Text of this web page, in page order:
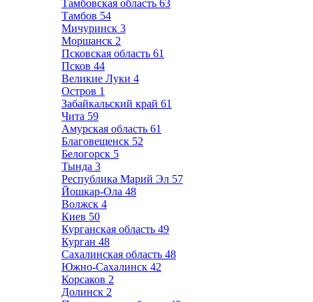
Тамбовская область 63
Тамбов 54
Мичуринск 3
Моршанск 2
Псковская область 61
Псков 44
Великие Луки 4
Остров 1
Забайкальский край 61
Чита 59
Амурская область 61
Благовещенск 52
Белогорск 5
Тында 3
Республика Марий Эл 57
Йошкар-Ола 48
Волжск 4
Киев 50
Курганская область 49
Курган 48
Сахалинская область 48
Южно-Сахалинск 42
Корсаков 2
Долинск 2